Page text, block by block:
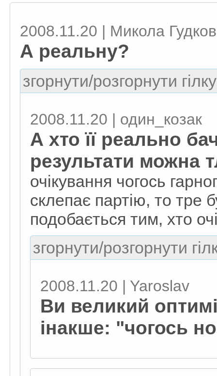
2008.11.20 | Микола
А реальну?
згорнути/розгорнути
2008.11.20 | один_козак
А хто її реально
результати можна
очікування чогось
склепає партію, то тре
подобається тим, хто
згорнути/розгорнути
2008.11.20 | Yaroslav
Ви великий
інакше: "чогось